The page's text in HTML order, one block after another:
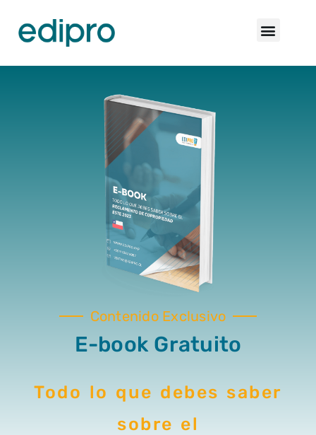
Contenido Exclusivo
E-book Gratuito
Todo lo que debes saber
sobre el